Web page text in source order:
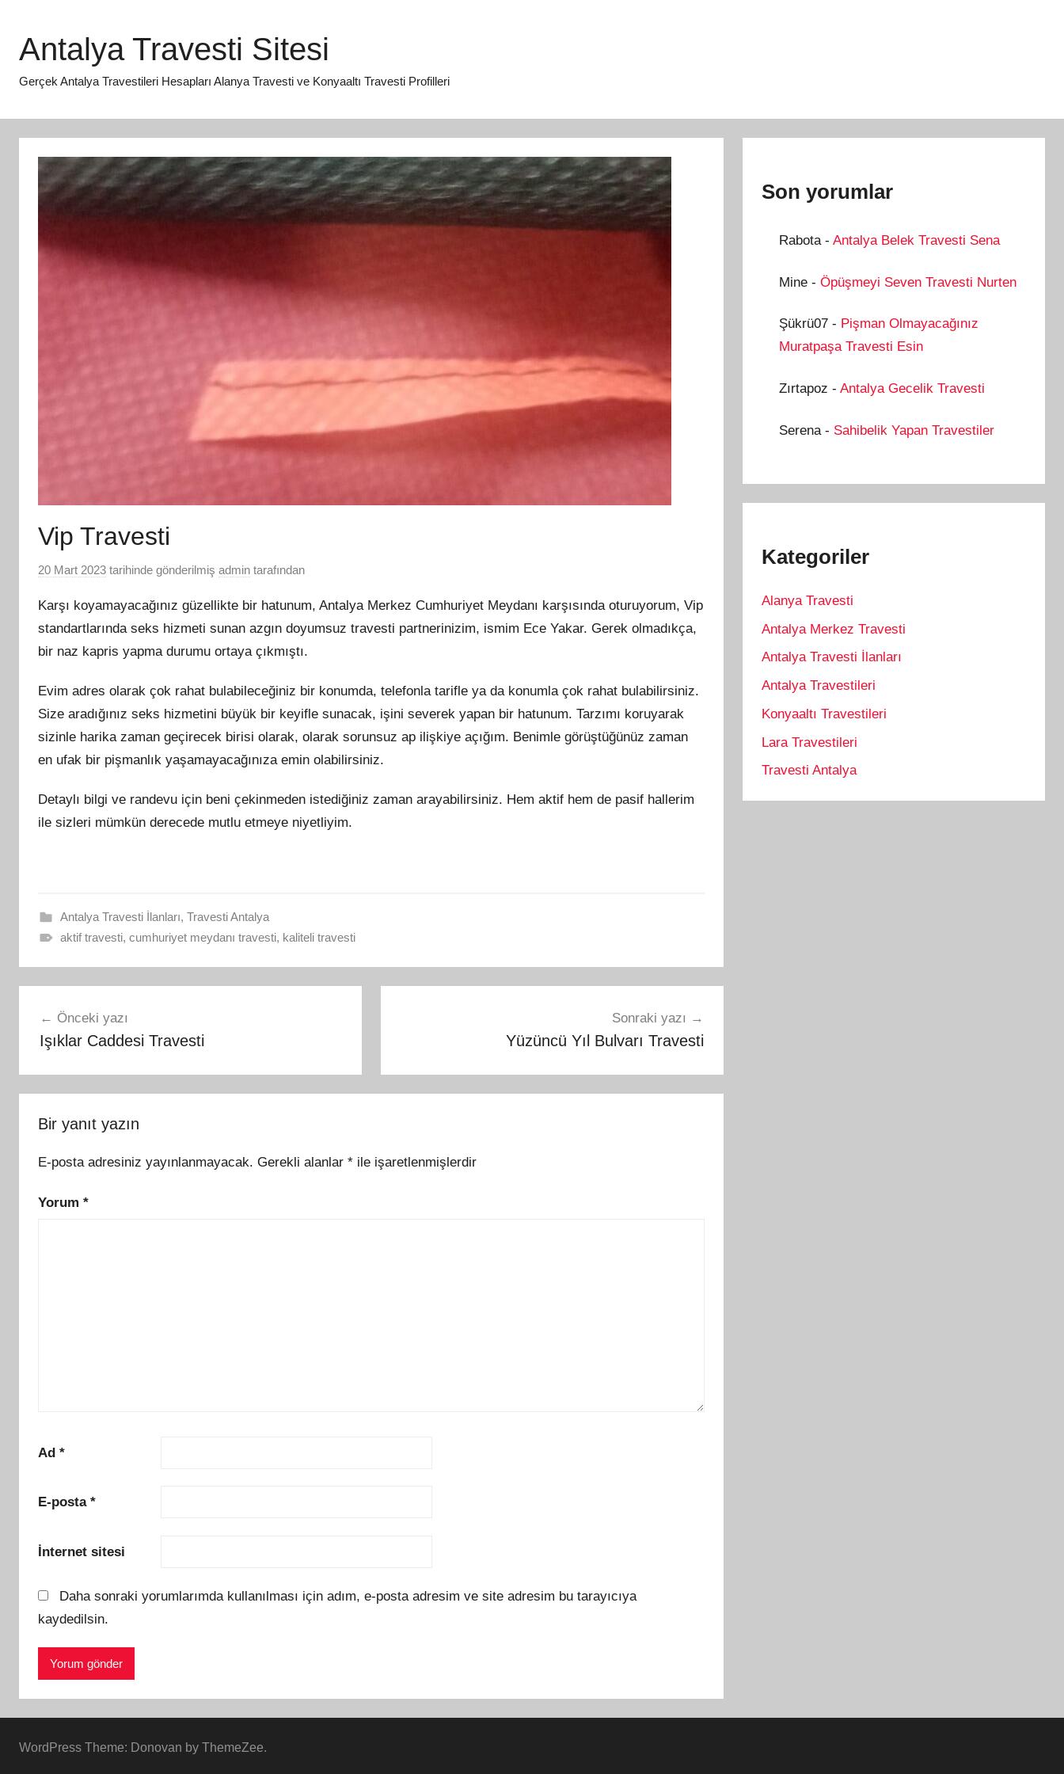
Antalya Travesti Sitesi
Gerçek Antalya Travestileri Hesapları Alanya Travesti ve Konyaaltı Travesti Profilleri
Vip Travesti
20 Mart 2023 tarihinde gönderilmiş admin tarafından
Karşı koyamayacağınız güzellikte bir hatunum, Antalya Merkez Cumhuriyet Meydanı karşısında oturuyorum, Vip
standartlarında seks hizmeti sunan azgın doyumsuz travesti partnerinizim, ismim Ece Yakar. Gerek olmadıkça,
bir naz kapris yapma durumu ortaya çıkmıştı.
Evim adres olarak çok rahat bulabileceğiniz bir konumda, telefonla tarifle ya da konumla çok rahat bulabilirsiniz.
Size aradığınız seks hizmetini büyük bir keyifle sunacak, işini severek yapan bir hatunum. Tarzımı koruyarak
sizinle harika zaman geçirecek birisi olarak, olarak sorunsuz ap ilişkiye açığım. Benimle görüştüğünüz zaman
en ufak bir pişmanlık yaşamayacağınıza emin olabilirsiniz.
Detaylı bilgi ve randevu için beni çekinmeden istediğiniz zaman arayabilirsiniz. Hem aktif hem de pasif hallerim
ile sizleri mümkün derecede mutlu etmeye niyetliyim.
Antalya Travesti İlanları, Travesti Antalya
aktif travesti, cumhuriyet meydanı travesti, kaliteli travesti
gezinmesi
Önceki yazı
Işıklar Caddesi Travesti
Sonraki yazı
Yüzüncü Yıl Bulvarı Travesti
Bir yanıt yazın
E-posta adresiniz yayınlanmayacak. Gerekli alanlar * ile işaretlenmişlerdir
Yorum *
Ad *
E-posta *
İnternet sitesi
Daha sonraki yorumlarımda kullanılması için adım, e-posta adresim ve site adresim bu tarayıcıya
kaydedilsin.
Son yorumlar
Rabota- Antalya Belek Travesti Sena
Mine- Öpüşmeyi Seven Travesti Nurten
Şükrü07- Pişman Olmayacağınız
Muratpaşa Travesti Esin
Zırtapoz - Antalya Gecelik Travesti
Serena- Sahibelik Yapan Travestiler
Kategoriler
Alanya Travesti
Antalya Merkez Travesti
Antalya Travesti İlanları
Antalya Travestileri
Konyaaltı Travestileri
Lara Travestileri
Travesti Antalya
WordPress Theme: Donovan by ThemeZee.